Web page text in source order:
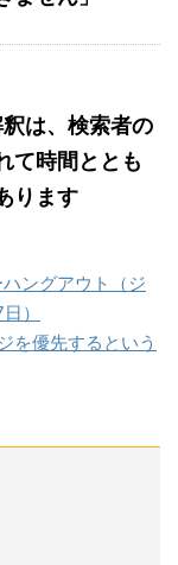
は、検索者の
て時間ととも
ります
ングアウト（ジ
）
を優先するという